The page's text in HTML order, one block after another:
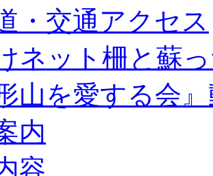
・交通アクセス
ネット柵と蘇
山を愛する会
内
容